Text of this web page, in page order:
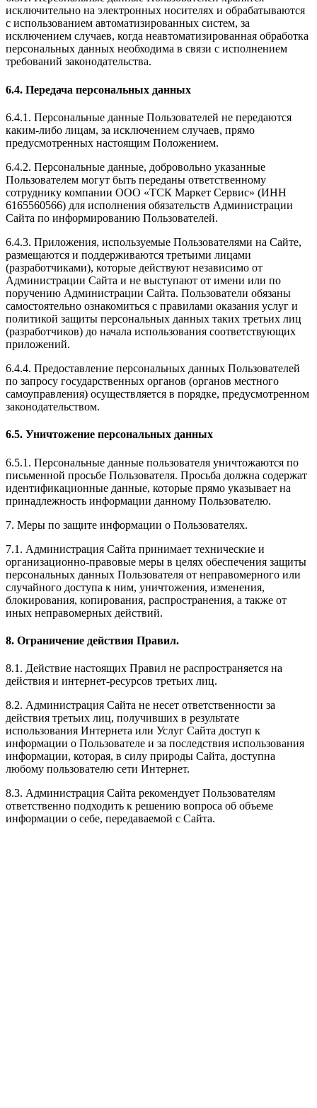
исключительно на электронных носителях и обрабатываются
с использованием автоматизированных систем, за
исключением случаев, когда неавтоматизированная обработка
персональных данных необходима в связи с исполнением
требований законодательства.
6.4. Передача персональных данных
6.4.1. Персональные данные Пользователей не передаются
каким-либо лицам, за исключением случаев, прямо
предусмотренных настоящим Положением.
6.4.2. Персональные данные, добровольно указанные
Пользователем могут быть переданы ответственному
сотруднику компании ООО «ТСК Маркет Сервис» (ИНН
6165560566) для исполнения обязательств Администрации
Сайта по информированию Пользователей.
6.4.3. Приложения, используемые Пользователями на Сайте,
размещаются и поддерживаются третьими лицами
(разработчиками), которые действуют независимо от
Администрации Сайта и не выступают от имени или по
поручению Администрации Сайта. Пользователи обязаны
самостоятельно ознакомиться с правилами оказания услуг и
политикой защиты персональных данных таких третьих лиц
(разработчиков) до начала использования соответствующих
приложений.
6.4.4. Предоставление персональных данных Пользователей
по запросу государственных органов (органов местного
самоуправления) осуществляется в порядке, предусмотренном
законодательством.
6.5. Уничтожение персональных данных
6.5.1. Персональные данные пользователя уничтожаются по
письменной просьбе Пользователя. Просьба должна содержат
идентификационные данные, которые прямо указывает на
принадлежность информации данному Пользователю.
7. Меры по защите информации о Пользователях.
7.1. Администрация Сайта принимает технические и
организационно-правовые меры в целях обеспечения защиты
персональных данных Пользователя от неправомерного или
случайного доступа к ним, уничтожения, изменения,
блокирования, копирования, распространения, а также от
иных неправомерных действий.
8. Ограничение действия Правил.
8.1. Действие настоящих Правил не распространяется на
действия и интернет-ресурсов третьих лиц.
8.2. Администрация Сайта не несет ответственности за
действия третьих лиц, получивших в результате
использования Интернета или Услуг Сайта доступ к
информации о Пользователе и за последствия использования
информации, которая, в силу природы Сайта, доступна
любому пользователю сети Интернет.
8.3. Администрация Сайта рекомендует Пользователям
ответственно подходить к решению вопроса об объеме
информации о себе, передаваемой с Сайта.